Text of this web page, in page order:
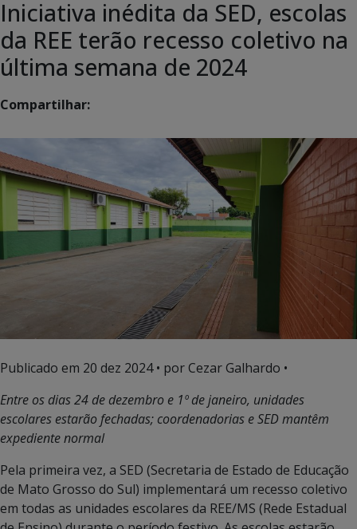
Iniciativa inédita da SED, escolas
da REE terão recesso coletivo na
última semana de 2024
Compartilhar:
Publicado em 20 dez 2024• por Cezar Galhardo •
Entre os dias 24 de dezembro e 1º de janeiro, unidades
escolares estarão fechadas; coordenadorias e SED mantêm
expediente normal
Pela primeira vez, a SED (Secretaria de Estado de Educação
de Mato Grosso do Sul) implementará um recesso coletivo
em todas as unidades escolares da REE/MS (Rede Estadual